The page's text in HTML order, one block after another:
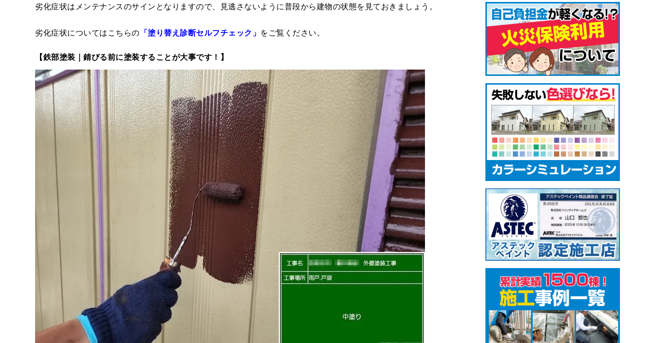
劣化症状はメンテナンスのサインとなりますので、見逃さないように普段から建物の状態を見ておきましょう。
劣化症状についてはこちらの 「塗り替え診断セルフチェック」 をご覧ください。
【鉄部塗装｜錆びる前に塗装することが大事です！】